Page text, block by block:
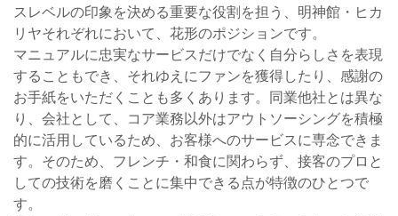
スレベルの印象を決める重要な役割を担う、明神館・ヒカ
リヤそれぞれにおいて、花形のポジションです。
マニュアルに忠実なサービスだけでなく自分らしさを表現
することもでき、それゆえにファンを獲得したり、感謝の
お手紙をいただくことも多くあります。同業他社とは異な
り、会社として、コア業務以外はアウトソーシングを積極
的に活用しているため、お客様へのサービスに専念できま
す。そのため、フレンチ・和食に関わらず、接客のプロと
しての技術を磨くことに集中できる点が特徴のひとつで
す。